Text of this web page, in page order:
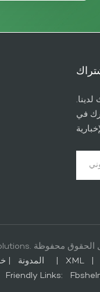
لدينا.
في
المدونة
XML
Friendly Links: